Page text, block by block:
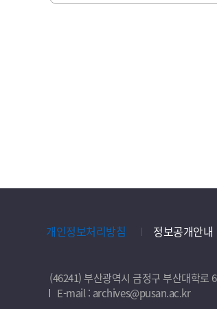
개인정보처리방침 정보공개안내
(46241) 부산광역시 금정구 부산대학로
E-mail : archives@pusan.ac.kr